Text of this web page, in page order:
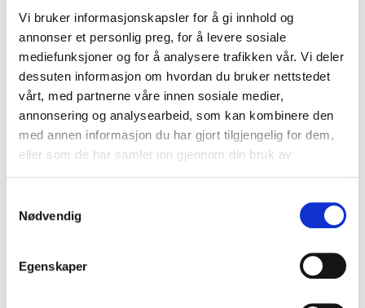
Vi bruker informasjonskapsler for å gi innhold og
annonser et personlig preg, for å levere sosiale
mediefunksjoner og for å analysere trafikken vår. Vi deler
dessuten informasjon om hvordan du bruker nettstedet
vårt, med partnerne våre innen sosiale medier,
annonsering og analysearbeid, som kan kombinere den
med annen informasjon du har gjort tilgjengelig for dem,
eller som de har samlet inn gjennom din bruk av
Nødvendig
Egenskaper